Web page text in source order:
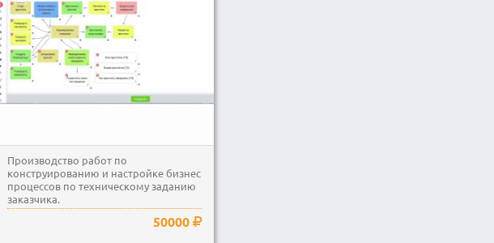
Производство работ по
конструированию и настройке бизнес
процессов по техническому заданию
заказчика.
50000